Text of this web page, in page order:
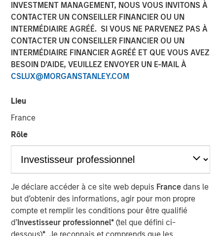
INVESTMENT MANAGEMENT, NOUS VOUS INVITONS À
CONTACTER UN CONSEILLER FINANCIER OU UN
INTERMÉDIAIRE AGRÉÉ. SI VOUS NE PARVENEZ PAS À
CONTACTER UN CONSEILLER FINANCIER OU UN
INTERMÉDIAIRE FINANCIER AGRÉÉ ET QUE VOUS AVEZ
BESOIN D’AIDE, VEUILLEZ ENVOYER UN E-MAIL À
CSLUX@MORGANSTANLEY.COM
Lieu
France
Rôle
Je déclare accéder à ce site web depuis France dans le
but d’obtenir des informations, agir pour mon propre
compte et remplir les conditions pour être qualifié
d’Investisseur professionnel*(tel que défini ci-
16 SEPTEMBRE 2025
Scott Steel, managing director at Morgan Stanley
News anchor Gregg Greenberg to discuss the firm’s
innovative advisor education platform. Designed to
two specialized learning centers: the Tax Forward
Advisors gain access courses, expert insights, and tools
that enhance portfolio construction and tax efficiency.
This video highlights how Morgan Stanley is helping
advisors stay ahead in a rapidly evolving investment
landscape.